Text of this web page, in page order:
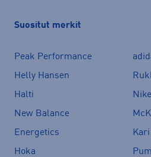
Suositut merkit
Peak Performance
Helly Hansen
Halti
Nike
New Balance
Energetics
Hoka